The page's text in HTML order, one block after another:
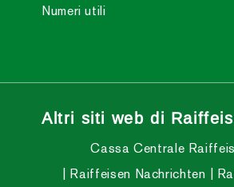
Numeri utili
Altri siti web di
Cassa Centrale
Raiffeisen Nachrichten